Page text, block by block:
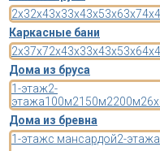
2x32x43x33x43x53x63x74x4
Каркасные бани
2x37x72x43x33x43x53x64x4
Дома из бруса
1-этаж2-
этажа100м2150м2200м2
Дома из бревна
1-этажс мансардой2-этажа